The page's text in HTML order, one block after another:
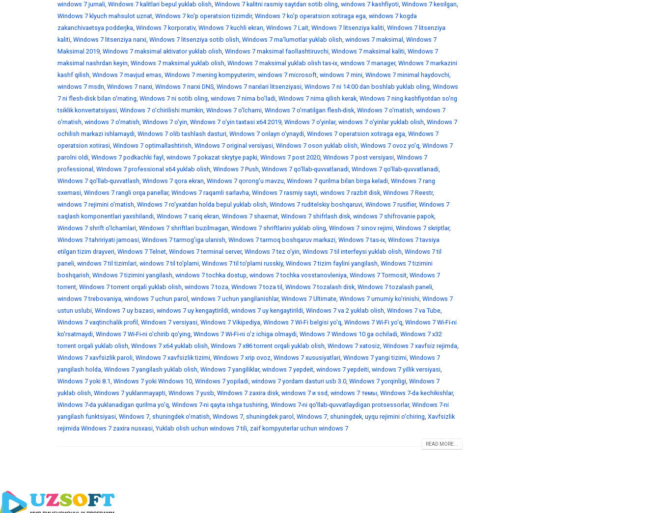
windows 7 jurnali, Windows 7 kalitlari bepul yuklab olish, Windows 7 kalitni rasmiy saytdan sotib oling, windows 7 kashfiyoti, Windows 7 kesilgan,
Windows 7 klyuch mahsulot uznat, Windows 7 ko'p operatsion tizimdir, Windows 7 ko'p operatsion xotiraga ega, windows 7 kogda
zakanchivaetsya podderjka, Windows 7 korporativ, Windows 7 kuchli ekran, Windows 7 Lait, Windows 7 litsenziya kaliti, Windows 7 litsenziya
kaliti, Windows 7 litsenziya narxi, Windows 7 litsenziya sotib olish, Windows 7 ma'lumotlar yuklab olish, windows 7 maksimal , Windows 7
Maksimal 2019, Windows 7 maksimal aktivator yuklab olish, Windows 7 maksimal faollashtiruvchi, Windows 7 maksimal kaliti, Windows 7
maksimal nashrdan keyin, Windows 7 maksimal yuklab olish, Windows 7 maksimal yuklab olish tas-ix, windows 7 manager, Windows 7 markazini
kashf qilish, Windows 7 mavjud emas, Windows 7 mening kompyuterim, windows 7 microsoft, windows 7 mini, Windows 7 minimal haydovchi,
windows 7 msdn, Windows 7 narxi, Windows 7 narxi DNS, Windows 7 narxlari litsenziyasi, Windows 7 ni 14:00 dan boshlab yuklab oling, Windows
7 ni flesh-disk bilan o'rnating, Windows 7 ni sotib oling, windows 7 nima bo'ladi, Windows 7 nima qilish kerak, Windows 7 ning kashfiyotdan so'ng
tsiklik konvertatsiyasi, Windows 7 o'chirilishi mumkin, Windows 7 o'lchami, Windows 7 o'rnatilgan flesh-disk, Windows 7 o'rnatish, windows 7
o'rnatish, windows 7 o'rnatish, Windows 7 o'yin, Windows 7 o'yin taxtasi x64 2019, Windows 7 o'yinlar, windows 7 o'yinlar yuklab olish, Windows 7
ochilish markazi ishlamaydi, Windows 7 olib tashlash dasturi, Windows 7 onlayn o'ynaydi, Windows 7 operatsion xotiraga ega, Windows 7
operatsion xotirasi, Windows 7 optimallashtirish, Windows 7 original versiyasi, Windows 7 oson yuklab olish, Windows 7 ovoz yo'q, Windows 7
parolni oldi, Windows 7 podkachki fayl , windows 7 pokazat skrytye papki, Windows 7 post 2020, Windows 7 post versiyasi, Windows 7
professional , Windows 7 professional x64 yuklab olish, Windows 7 Push, Windows 7 qo'llab-quvvatlanadi, Windows 7 qo'llab-quvvatlanadi,
Windows 7 qo'llab-quvvatlash, Windows 7 qora ekran, Windows 7 qorong'u mavzu, Windows 7 qurilma bilan birga keladi, Windows 7 rang
sxemasi, Windows 7 rangli orqa panellar, Windows 7 raqamli sarlavha, Windows 7 rasmiy sayti, windows 7 razbit disk, Windows 7 Reestr,
windows 7 rejimini o'rnatish, Windows 7 ro'yxatdan holda bepul yuklab olish, Windows 7 ruditelskiy boshqaruvi, Windows 7 rusifier, Windows 7
saqlash komponentlari yaxshilandi, Windows 7 sariq ekran, Windows 7 shaxmat, Windows 7 shifrlash disk, windows 7 shifrovanie papok,
Windows 7 shrift o'lchamlari, Windows 7 shriftlari buzilmagan, Windows 7 shriftlarini yuklab oling, Windows 7 sinov rejimi, Windows 7 skriptlar,
Windows 7 tahririyati jamoasi, Windows 7 tarmog'iga ulanish, Windows 7 tarmoq boshqaruv markazi, Windows 7 tas-ix, Windows 7 tavsiya
etilgan tizim drayveri, Windows 7 Telnet, Windows 7 terminal server, Windows 7 tez o'yin, Windows 7 til interfeysi yuklab olish, Windows 7 til
paneli, windows 7 til tizimlari, windows 7 til to'plami, Windows 7 til to'plami russkiy, Windows 7 tizim faylini yangilash, Windows 7 tizimini
boshqarish, Windows 7 tizimini yangilash, windows 7 tochka dostup, windows 7 tochka vosstanovleniya, Windows 7 Tormosit, Windows 7
torrent, Windows 7 torrent orqali yuklab olish, windows 7 toza, Windows 7 toza til , Windows 7 tozalash disk, Windows 7 tozalash paneli,
windows 7 trebovaniya, windows 7 uchun parol , windows 7 uchun yangilanishlar, Windows 7 Ultimate, Windows 7 umumiy ko'rinishi, Windows 7
ustun uslubi, Windows 7 uy bazasi, windows 7 uy kengaytirildi, windows 7 uy kengaytirildi, Windows 7 va 2 yuklab olish, Windows 7 va Tube,
Windows 7 vaqtinchalik profil , Windows 7 versiyasi, Windows 7 Vikipediya, Windows 7 Wi-Fi belgisi yo'q, Windows 7 Wi-Fi yo'q, Windows 7 Wi-Fi-ni
ko'rsatmaydi, Windows 7 Wi-Fi-ni o'chirib qo'ying, Windows 7 Wi-Fi-ni o'z ichiga olmaydi, Windows 7 Windows 10 ga ochiladi, Windows 7 x32
torrent orqali yuklab olish, Windows 7 x64 yuklab olish, Windows 7 x86 torrent orqali yuklab olish, Windows 7 xatosiz, Windows 7 xavfsiz rejimda,
Windows 7 xavfsizlik paroli, Windows 7 xavfsizlik tizimi, Windows 7 xrip ovoz, Windows 7 xususiyatlari, Windows 7 yangi tizimi, Windows 7
yangilash holda, Windows 7 yangilash yuklab olish, Windows 7 yangiliklar, windows 7 yepdeit, windows 7 yepdeiti, windows 7 yillik versiyasi,
Windows 7 yoki 8.1, Windows 7 yoki Windows 10, Windows 7 yopiladi, windows 7 yordam dasturi usb 3.0, Windows 7 yorqinligi, Windows 7
yuklab olish, Windows 7 yuklanmayapti, Windows 7 yusb, Windows 7 zaxira disk, windows 7 и ssd, windows 7 темы, Windows 7-da kechikishlar,
Windows 7-da yuklanadigan qurilma yo'q, Windows 7-ni qayta ishga tushiring, Windows 7-ni qo'llab-quvvatlaydigan protsessorlar, Windows 7-ni
yangilash funktsiyasi, Windows 7, shuningdek o'rnatish, Windows 7, shuningdek parol , Windows 7, shuningdek, uyqu rejimini o'chiring, Xavfsizlik
rejimida Windows 7 zaxira nusxasi, Yuklab olish uchun windows 7 tili, zaif kompyuterlar uchun windows 7
READ MORE...